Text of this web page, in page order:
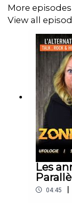
More episodes
View all
Les
04:45 |